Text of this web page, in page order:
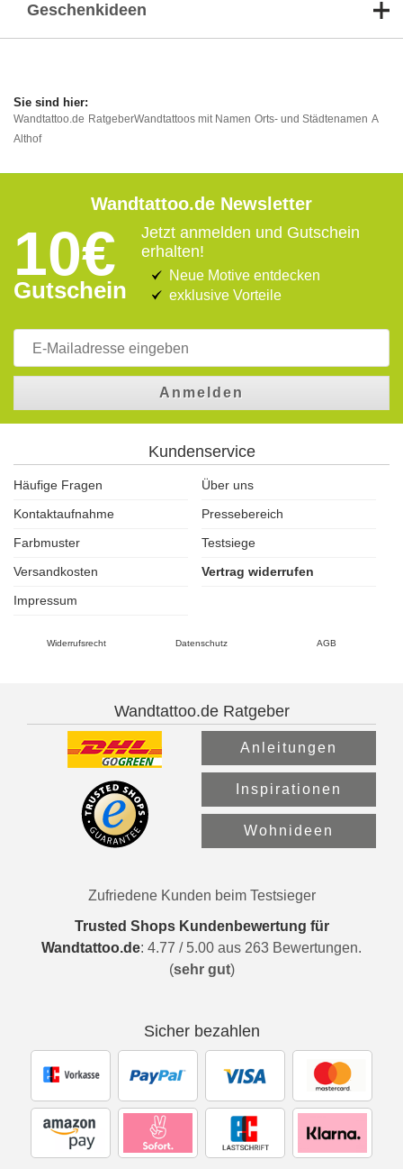
Geschenkideen
Wandtattoo.de RatgeberWandtattoos mit Namen Orts- und Städtenamen A
Althof
Wandtattoo.de Newsletter
10€
Gutschein
Jetzt anmelden und Gutschein
erhalten!
Neue Motive entdecken
exklusive Vorteile
Anmelden
Kundenservice
Häufige Fragen
Über uns
Kontaktaufnahme
Pressebereich
Farbmuster
Testsiege
Versandkosten
Vertrag widerrufen
Impressum
Widerrufsrecht Datenschutz AGB
Wandtattoo.de Ratgeber
Anleitungen
Inspirationen
Wohnideen
Zufriedene Kunden beim Testsieger
Trusted Shops Kundenbewertung für
Wandtattoo.de: 4.77 / 5.00 aus 263 Bewertungen.
(sehr gut)
Sicher bezahlen